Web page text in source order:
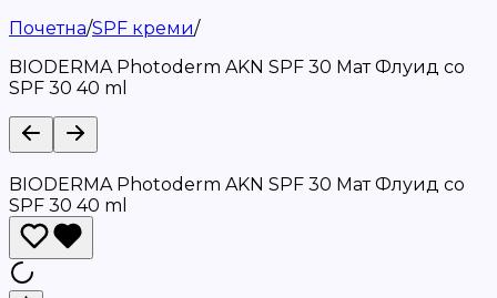
Почетна/SPF креми/
BIODERMA Photoderm AKN SPF 30 Мат Флуид со
SPF 30 40 ml
BIODERMA Photoderm AKN SPF 30 Мат Флуид со
SPF 30 40 ml